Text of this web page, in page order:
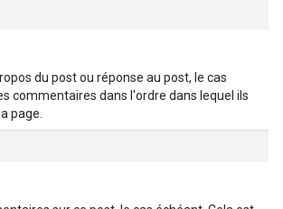
du post ou réponse au post, le cas
commentaires dans l'ordre dans lequel ils
page.